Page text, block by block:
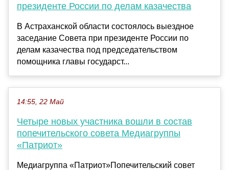
президенте России по делам казачества
В Астраханской области состоялось выездное
заседание Совета при президенте России по
делам казачества под председательством
помощника главы государст...
14:55, 22 Май
Четыре новых участника вошли в состав
попечительского совета Медиагруппы
«Патриот»
Медиагруппа «Патриот»Попечительский совет